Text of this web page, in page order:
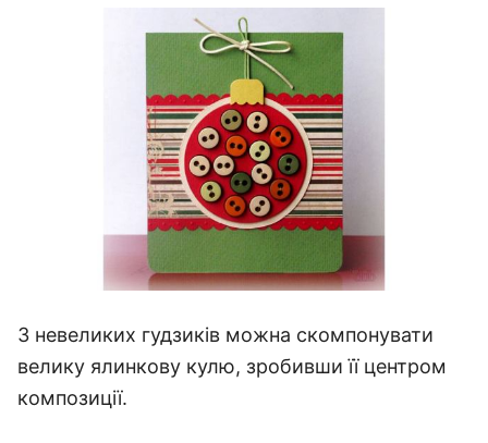
З невеликих гудзиків можна скомпонувати
велику ялинкову кулю, зробивши її центром
композиції.